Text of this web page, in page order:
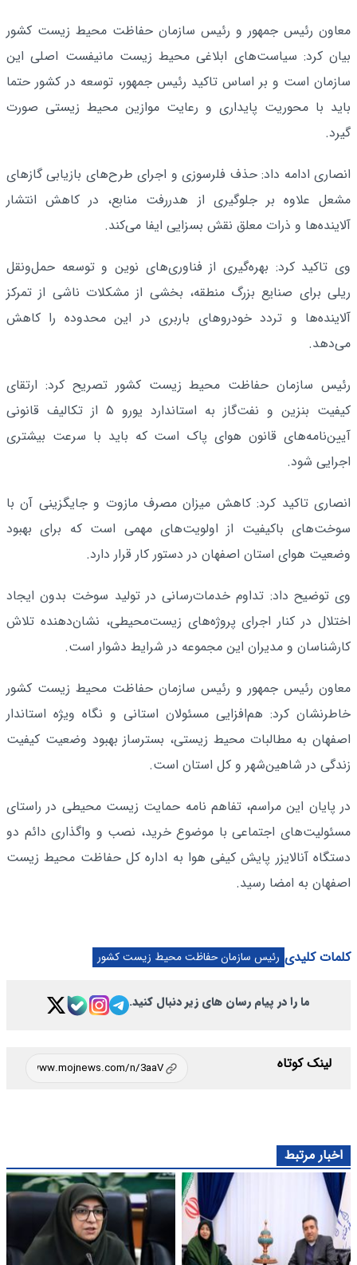
معاون رئیس جمهور و رئیس سازمان حفاظت محیط زیست کشور
بیان کرد: سیاست‌های ابلاغی محیط زیست مانیفست اصلی این
سازمان است و بر اساس تاکید رئیس جمهور، توسعه در کشور حتما
باید با محوریت پایداری و رعایت موازین محیط زیستی صورت
گیرد.
انصاری ادامه داد: حذف فلرسوزی و اجرای طرح‌های بازیابی گازهای
مشعل علاوه بر جلوگیری از هدررفت منابع، در کاهش انتشار
آلاینده‌ها و ذرات معلق نقش بسزایی ایفا می‌کند.
وی تاکید کرد: بهره‌گیری از فناوری‌های نوین و توسعه حمل‌ونقل
ریلی برای صنایع بزرگ منطقه، بخشی از مشکلات ناشی از تمرکز
آلاینده‌ها و تردد خودروهای باربری در این محدوده را کاهش
می‌دهد.
رئیس سازمان حفاظت محیط زیست کشور تصریح کرد: ارتقای
کیفیت بنزین و نفت‌گاز به استاندارد یورو ۵ از تکالیف قانونی
آیین‌نامه‌های قانون هوای پاک است که باید با سرعت بیشتری
اجرایی شود.
انصاری تاکید کرد: کاهش میزان مصرف مازوت و جایگزینی آن با
سوخت‌های باکیفیت از اولویت‌های مهمی است که برای بهبود
وضعیت هوای استان اصفهان در دستور کار قرار دارد.
وی توضیح داد: تداوم خدمات‌رسانی در تولید سوخت بدون ایجاد
اختلال در کنار اجرای پروژه‌های زیست‌محیطی، نشان‌دهنده تلاش
کارشناسان و مدیران این مجموعه در شرایط دشوار است.
معاون رئیس جمهور و رئیس سازمان حفاظت محیط زیست کشور
خاطرنشان کرد: هم‌افزایی مسئولان استانی و نگاه ویژه استاندار
اصفهان به مطالبات محیط زیستی، بسترساز بهبود وضعیت کیفیت
زندگی در شاهین‌شهر و کل استان است.
در پایان این مراسم، تفاهم نامه حمایت زیست محیطی در راستای
مسئولیت‌های اجتماعی با موضوع خرید، نصب و واگذاری دائم دو
دستگاه آنالایزر پایش کیفی هوا به اداره کل حفاظت محیط زیست
اصفهان به امضا رسید.
کلمات کلیدی رئیس سازمان حفاظت محیط زیست کشور
ما را در پیام رسان های زیر دنبال کنید.
لینک کوتاه
اخبار مرتبط